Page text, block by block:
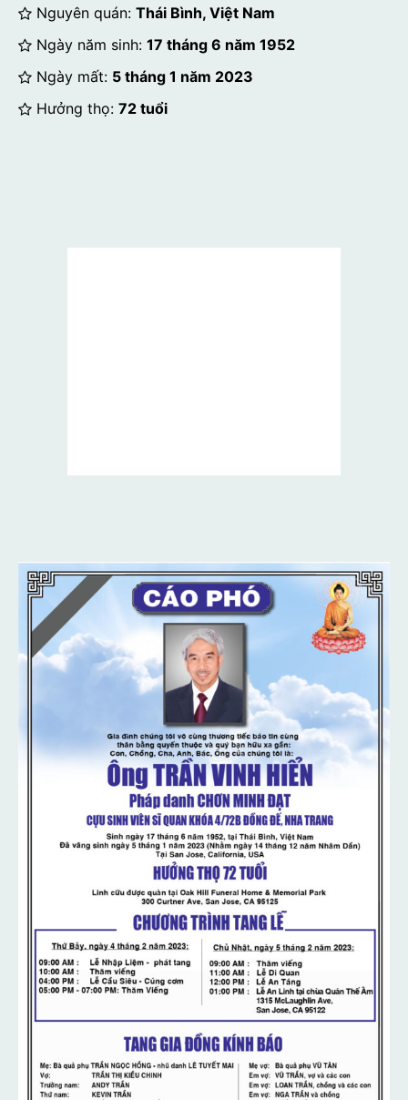
Nguyên quán: Thái Bình, Việt Nam
Ngày năm sinh: 17 tháng 6 năm 1952
Ngày mất: 5 tháng 1 năm 2023
Hưởng thọ: 72 tuổi